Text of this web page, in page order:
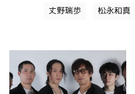
丈野瑞歩 松永和真